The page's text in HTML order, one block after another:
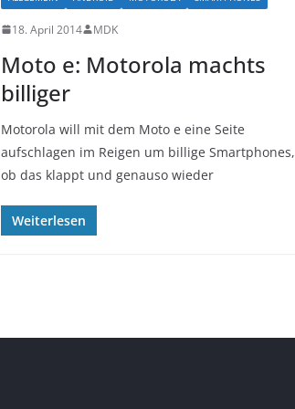
18. April 2014 MDK
Moto e: Motorola machts
billiger
Motorola will mit dem Moto e eine Seite
aufschlagen im Reigen um billige Smartphones,
ob das klappt und genauso wieder
Weiterlesen